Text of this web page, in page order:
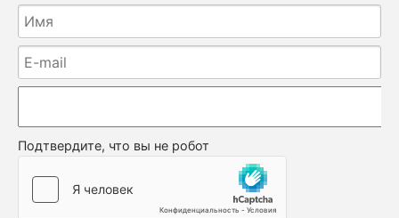
Подтвердите, что вы не робот